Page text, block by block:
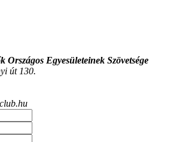
Országos Egyesületeinek Szövetsége
út 130.